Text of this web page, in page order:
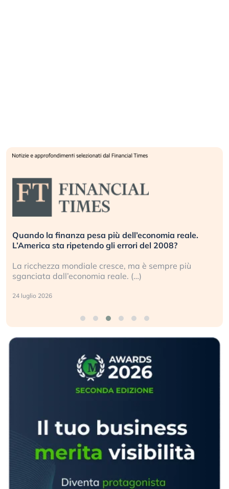
Quando la finanza pesa più dell’economia reale.
L’America sta ripetendo gli errori del 2008?
La ricchezza mondiale cresce, ma è sempre più
sganciata dall’economia reale. (…)
24 luglio 2026